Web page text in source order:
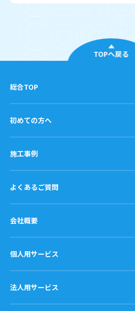
TOPへ戻る
総合TOP
初めての方へ
施工事例
よくあるご質問
会社概要
個人用サービス
法人用サービス